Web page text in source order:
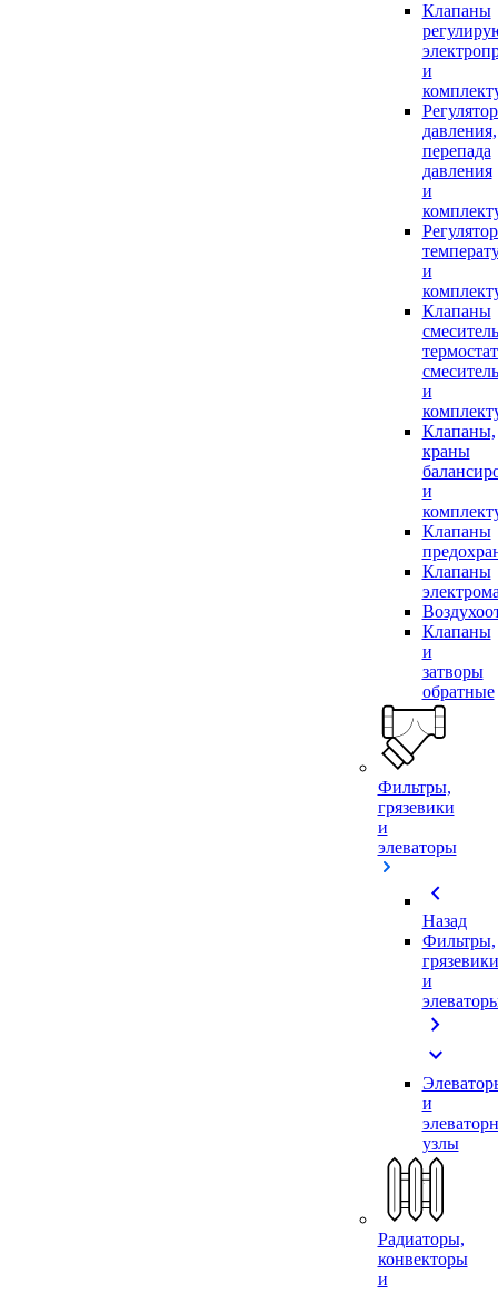
Клапаны
и
давления,
перепада
давления
и
и
Клапаны
и
Клапаны,
краны
и
Клапаны
Клапаны
Клапаны
и
затворы
обратные
Фильтры,
грязевики
и
элеваторы
chevron_left
Назад
Фильтры,
грязевики
и
chevron_right
expand_more
и
узлы
Радиаторы,
конвекторы
и